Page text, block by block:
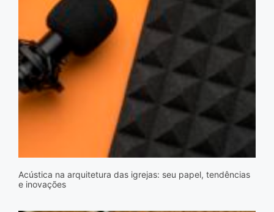
Acústica na arquitetura das igrejas: seu papel, tendências
e inovações